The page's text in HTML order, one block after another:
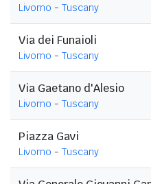
Livorno - Tuscany
Via dei Funaioli
Livorno - Tuscany
Via Gaetano d'Alesio
Livorno - Tuscany
Piazza Gavi
Livorno - Tuscany